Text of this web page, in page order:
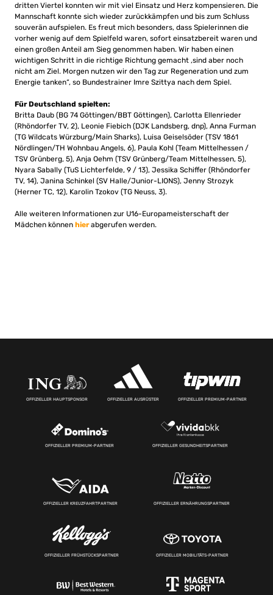
dritten Viertel konnten wir mit viel Einsatz und Herz kompensieren. Die
Mannschaft konnte sich wieder zurückkämpfen und bis zum Schluss
souverän aufspielen. Es freut mich besonders, dass Spielerinnen die
vorher wenig auf dem Spielfeld waren, sofort einsatzbereit waren und
einen großen Anteil am Sieg genommen haben. Wir haben einen
wichtigen Schritt in die richtige Richtung gemacht ,sind aber noch
nicht am Ziel. Morgen nutzen wir den Tag zur Regeneration und zum
Energie tanken“, so Bundestrainer Imre Szittya nach dem Spiel.
Für Deutschland spielten:
Britta Daub (BG 74 Göttingen/BBT Göttingen), Carlotta Ellenrieder
(Rhöndorfer TV, 2), Leonie Fiebich (DJK Landsberg, dnp), Anna Furman
(TG Wildcats Würzburg/Main Sharks), Luisa Geiselsöder (TSV 1861
Nördlingen/TH Wohnbau Angels, 6), Paula Kohl (Team Mittelhessen /
TSV Grünberg, 5), Anja Oehm (TSV Grünberg/Team Mittelhessen, 5),
Nyara Sabally (TuS Lichterfelde, 9 / 13), Jessika Schiffer (Rhöndorfer
TV, 14), Janina Schinkel (SV Halle/Junior-LIONS), Jenny Strozyk
(Herner TC, 12), Karolin Tzokov (TG Neuss, 3).
Alle weiteren Informationen zur U16-Europameisterschaft der
Mädchen können hierabgerufen werden.
OFFIZIELLER HAUPTSPONSOR OFFIZIELLER AUSRÜSTER OFFIZIELLER PREMIUM-PARTNER
OFFIZIELLER PREMIUM-PARTNER OFFIZIELLER GESUNDHEITSPARTNER
OFFIZIELLER KREUZFAHRTPARTNER OFFIZIELLER ERNÄHRUNGSPARTNER
OFFIZIELLER FRÜHSTÜCKSPARTNER OFFIZIELLER MOBILITÄTS-PARTNER